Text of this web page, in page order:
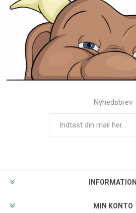
Nyhedsbrev
INFORMATION
MIN KONTO